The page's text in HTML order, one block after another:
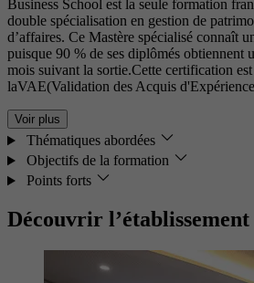
Business School est la seule formation
double spécialisation en gestion de
d’affaires. Ce Mastère spécialisé connaît
puisque 90 % de ses diplômés obtiennent
mois suivant la sortie.Cette certification
laVAE(Validation des Acquis
Voir plus
Thématiques abordées
Objectifs de la formation
Points forts
Découvrir l’établissement